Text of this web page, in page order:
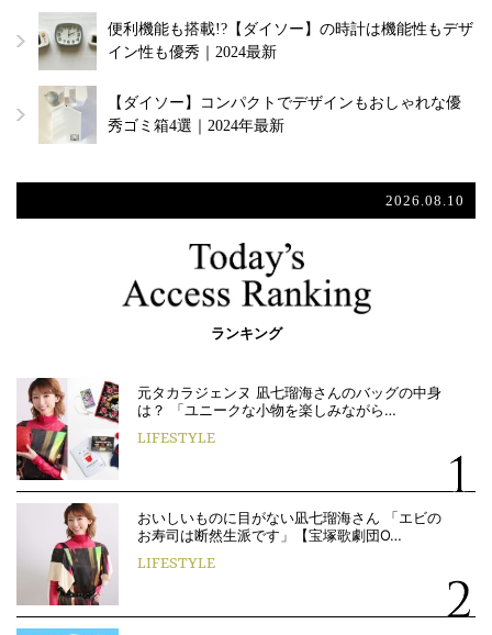
便利機能も搭載!?【ダイソー】の時計は機能性もデザ
イン性も優秀｜2024最新
【ダイソー】コンパクトでデザインもおしゃれな優
秀ゴミ箱4選｜2024年最新
2026.08.10
ランキング
元タカラジェンヌ 凪七瑠海さんのバッグの中身
は？ 「ユニークな小物を楽しみながら…
LIFESTYLE
おいしいものに目がない凪七瑠海さん 「エビの
お寿司は断然生派です」【宝塚歌劇団O…
LIFESTYLE